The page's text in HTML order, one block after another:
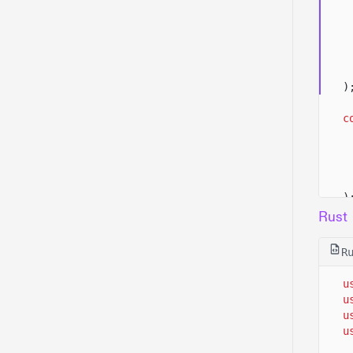
);
);
Rust